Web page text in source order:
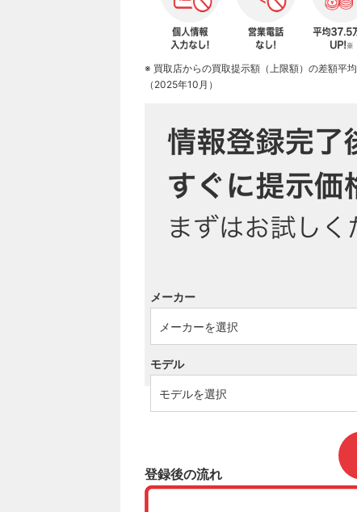
※ 買取店からの買取提示額（上限額）の差額平均
（2025年10月）
メーカー
モデル
登録後の流れ